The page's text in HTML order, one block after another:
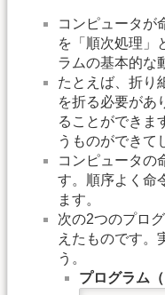
コンピュータが
を「順次処理」
ラムの基本的な
たとえば、折り
を折る必要があ
ることができま
うものができて
コンピュータの
す。順序よく命
ます。
次の2つのプロ
えたものです。
う。
プログラム（